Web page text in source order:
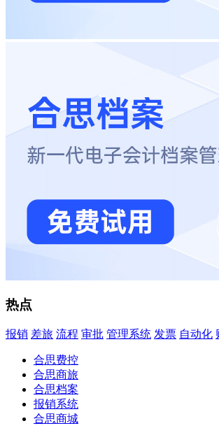
热点
报销 差旅 流程 审批 管理系统 发票 自动化
合思费控
合思商旅
合思档案
报销系统
合思商城